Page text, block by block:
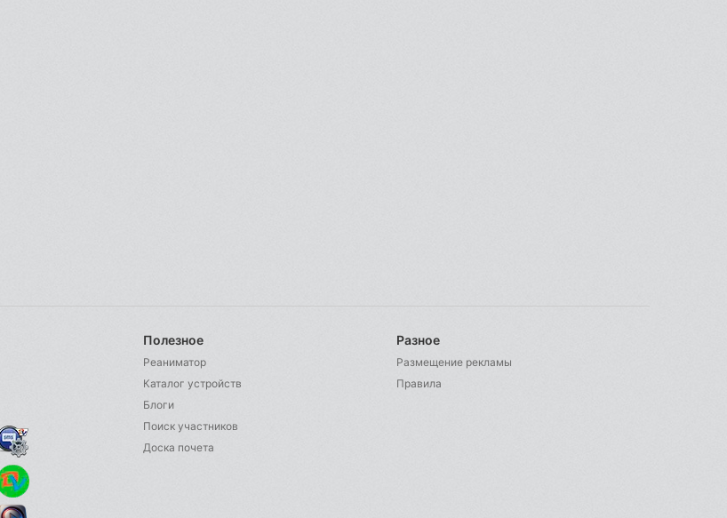
Полезное
Реаниматор
Каталог устройств
Блоги
Поиск участников
Доска почета
Разное
Размещение рекламы
Правила